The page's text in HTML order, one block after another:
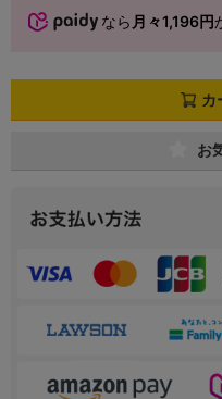
なら 月々1,196円
カ
お